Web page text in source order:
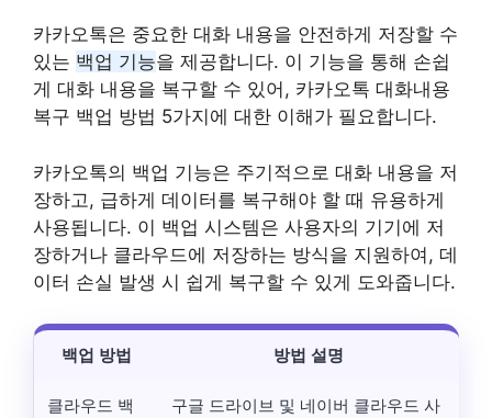
카카오톡은 중요한 대화 내용을 안전하게 저장할 수
있는 백업 기능을 제공합니다. 이 기능을 통해 손쉽
게 대화 내용을 복구할 수 있어, 카카오톡 대화내용
복구 백업 방법 5가지에 대한 이해가 필요합니다.
카카오톡의 백업 기능은 주기적으로 대화 내용을 저
장하고, 급하게 데이터를 복구해야 할 때 유용하게
사용됩니다. 이 백업 시스템은 사용자의 기기에 저
장하거나 클라우드에 저장하는 방식을 지원하여, 데
이터 손실 발생 시 쉽게 복구할 수 있게 도와줍니다.
백업 방법 방법 설명
클라우드 백
구글 드라이브 및 네이버 클라우드 사